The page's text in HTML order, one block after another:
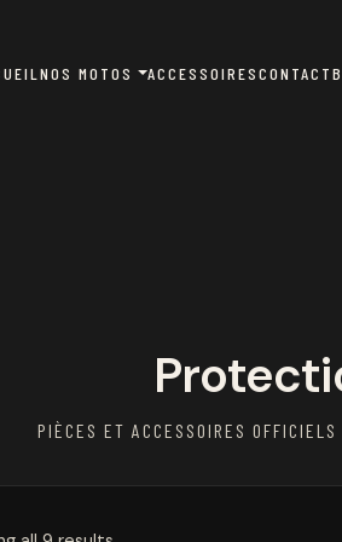
NOS MOTOS ACCESSOIRESCONTACT
PIÈCES ET ACCESSOIRES OFFICIELS